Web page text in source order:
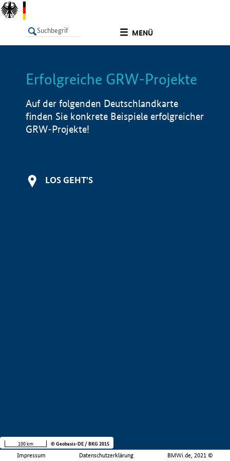
MENÜ
LISTE Info
Erfolgreiche GRW-Projekte
Auf der folgenden Deutschlandkarte
finden Sie konkrete Beispiele erfolgreicher
GRW-Projekte!
LOS GEHT'S
Impressum Datenschutzerklärung BMWi.de, 2021 ©
100 km © Geobasis-DE / BKG 2015